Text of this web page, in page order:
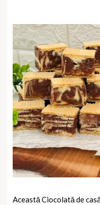
Această Ciocolată de